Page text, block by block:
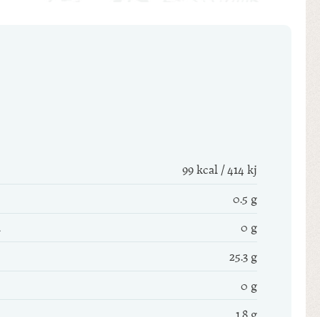
99 kcal / 414 kj
0.5 g
0 g
25.3 g
0 g